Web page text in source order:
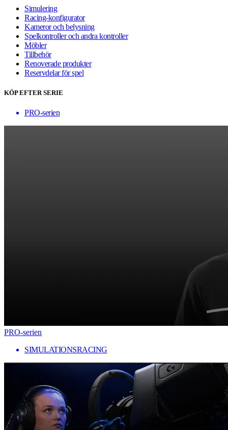
Simulering
Racing-konfigurator
Kameror och belysning
Spelkontroller och andra kontroller
Möbler
Tillbehör
Renoverade produkter
Reservdelar för spel
KÖP EFTER SERIE
PRO-serien
PRO-serien
SIMULATIONSRACING